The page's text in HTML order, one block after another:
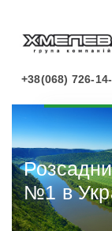
+38(068) 726-
№1 в